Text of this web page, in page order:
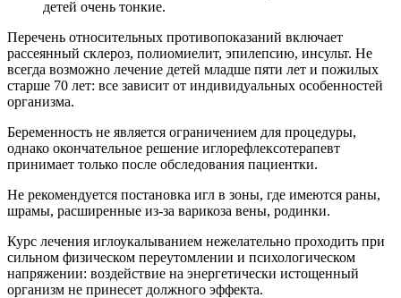
детей очень тонкие.
Перечень относительных противопоказаний включает
рассеянный склероз, полиомиелит, эпилепсию, инсульт. Не
всегда возможно лечение детей младше пяти лет и пожилых
старше 70 лет: все зависит от индивидуальных особенностей
организма.
Беременность не является ограничением для процедуры,
однако окончательное решение иглорефлексотерапевт
принимает только после обследования пациентки.
Не рекомендуется постановка игл в зоны, где имеются раны,
шрамы, расширенные из-за варикоза вены, родинки.
Курс лечения иглоукалыванием нежелательно проходить при
сильном физическом переутомлении и психологическом
напряжении: воздействие на энергетически истощенный
организм не принесет должного эффекта.